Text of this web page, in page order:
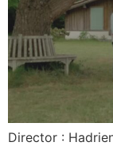
Director :